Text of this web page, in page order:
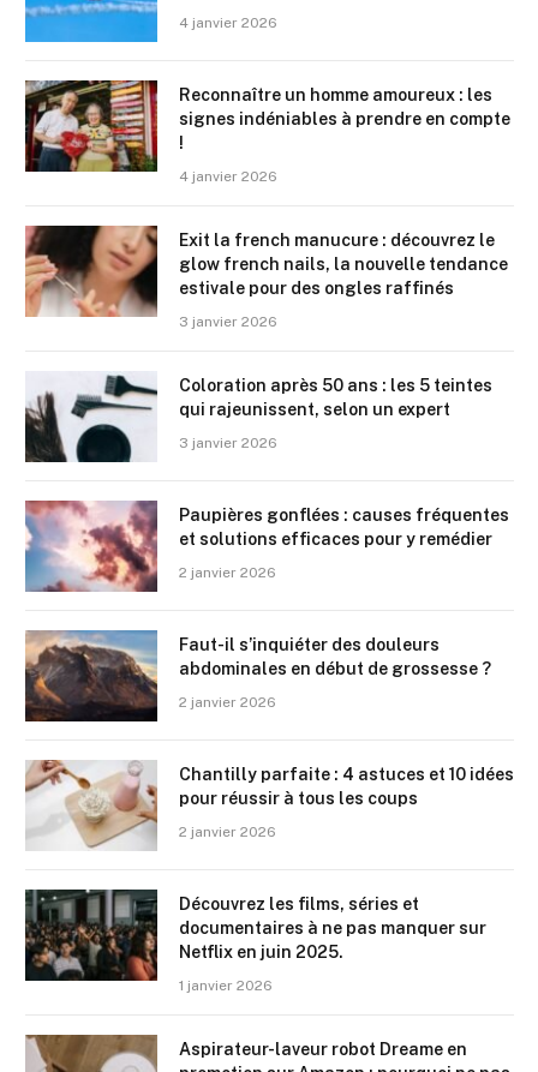
4 janvier 2026
Reconnaître un homme amoureux : les
signes indéniables à prendre en compte
!
4 janvier 2026
Exit la french manucure : découvrez le
glow french nails, la nouvelle tendance
estivale pour des ongles raffinés
3 janvier 2026
Coloration après 50 ans : les 5 teintes
qui rajeunissent, selon un expert
3 janvier 2026
Paupières gonflées : causes fréquentes
et solutions efficaces pour y remédier
2 janvier 2026
Faut-il s’inquiéter des douleurs
abdominales en début de grossesse ?
2 janvier 2026
Chantilly parfaite : 4 astuces et 10 idées
pour réussir à tous les coups
2 janvier 2026
Découvrez les films, séries et
documentaires à ne pas manquer sur
Netflix en juin 2025.
1 janvier 2026
Aspirateur-laveur robot Dreame en